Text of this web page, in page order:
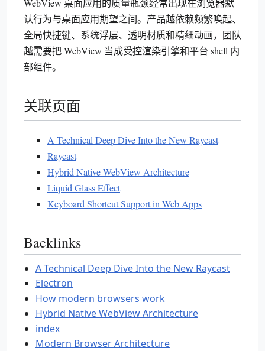
WebView 桌面应用的质量瓶颈经常出现在浏览器默
认行为与桌面应用期望之间。产品越依赖频繁唤起、
全局快捷键、系统浮层、透明材质和精细动画，团队
越需要把 WebView 当成受控渲染引擎和平台 shell 内
部组件。
关联页面
A Technical Deep Dive Into the New Raycast
Raycast
Hybrid Native WebView Architecture
Liquid Glass Effect
Keyboard Shortcut Support in Web Apps
Backlinks
A Technical Deep Dive Into the New Raycast
Electron
How modern browsers work
Hybrid Native WebView Architecture
index
Modern Browser Architecture